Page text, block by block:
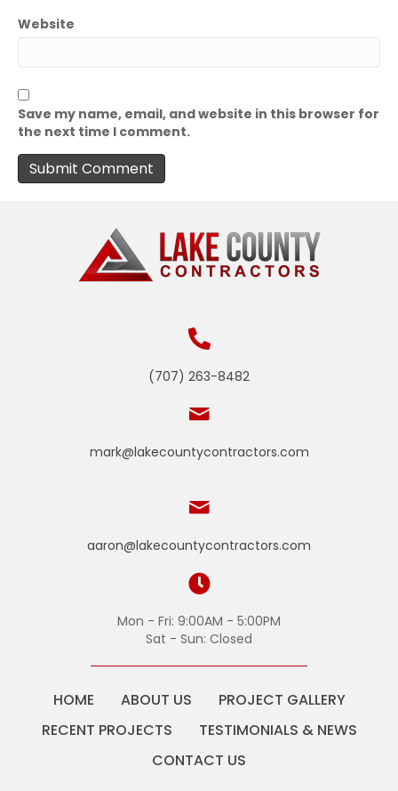
Website
Save my name, email, and website in this browser for
the next time I comment.
(707) 263-8482
mark@lakecountycontractors.com
aaron@lakecountycontractors.com
Mon - Fri: 9:00AM - 5:00PM
Sat - Sun: Closed
HOME ABOUT US
PROJECT GALLERY
RECENT PROJECTS
TESTIMONIALS & NEWS
CONTACT US